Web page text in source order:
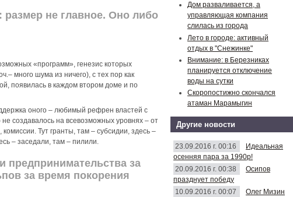
размер не главное. Оно либо
«программ», генезис которых
много шума из ничего), с тех пор как
появилась в каждом втором доме и по
оного – любимый рефрен властей с
создавалось на всевозможных уровнях – от
Тут гранты, там – субсидии, здесь –
– заседали, там – пилили.
предпринимательства за
за время покорения
Дом разваливается, а
управляющая компания
слилась из города
Лето в городе: активный
отдых в "Снежинке"
Внимание: в Березниках
планируется отключение
воды на сутки
Скоропостижно скончался
атаман Марамыгин
Другие новости
23.09.2016 г. 00:16
Идеальная
осенняя пара за 1990р!
20.09.2016 г. 00:38
Осипов
празднует победу
10.09.2016 г. 00:07
Олег Мизин